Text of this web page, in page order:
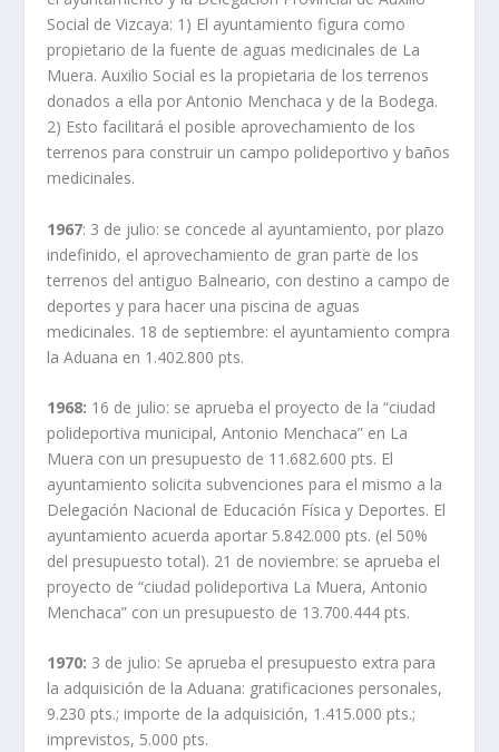
Social de Vizcaya: 1) El ayuntamiento figura como
propietario de la fuente de aguas medicinales de La
Muera. Auxilio Social es la propietaria de los terrenos
donados a ella por Antonio Menchaca y de la Bodega.
2) Esto facilitará el posible aprovechamiento de los
terrenos para construir un campo polideportivo y baños
medicinales.
1967: 3 de julio: se concede al ayuntamiento, por plazo
indefinido, el aprovechamiento de gran parte de los
terrenos del antiguo Balneario, con destino a campo de
deportes y para hacer una piscina de aguas
medicinales. 18 de septiembre: el ayuntamiento compra
la Aduana en 1.402.800 pts.
1968: 16 de julio: se aprueba el proyecto de la “ciudad
polideportiva municipal, Antonio Menchaca” en La
Muera con un presupuesto de 11.682.600 pts. El
ayuntamiento solicita subvenciones para el mismo a la
Delegación Nacional de Educación Física y Deportes. El
ayuntamiento acuerda aportar 5.842.000 pts. (el 50%
del presupuesto total). 21 de noviembre: se aprueba el
proyecto de “ciudad polideportiva La Muera, Antonio
Menchaca” con un presupuesto de 13.700.444 pts.
1970: 3 de julio: Se aprueba el presupuesto extra para
la adquisición de la Aduana: gratificaciones personales,
9.230 pts.; importe de la adquisición, 1.415.000 pts.;
imprevistos, 5.000 pts.